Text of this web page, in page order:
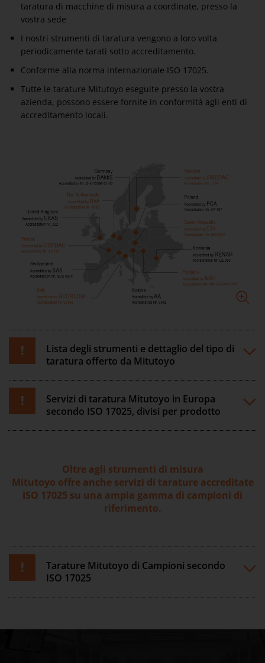
taratura di macchine di misura a coordinate, presso la
vostra sede
I nostri strumenti di taratura vengono a loro volta
periodicamente tarati sotto accreditamento.
Conforme alla norma internazionale ISO 17025.
Tutte le tarature Mitutoyo eseguite presso la vostra
azienda, possono essere fornite in conformità agli enti di
accreditamento locali.
Lista degli strumenti e dettaglio del tipo di
taratura offerto da Mitutoyo
Servizi di taratura Mitutoyo in Europa
secondo ISO 17025, divisi per prodotto
Oltre agli strumenti di misura
Mitutoyo offre anche servizi di tarature accreditate
ISO 17025 su una ampia gamma di campioni di
riferimento.
Tarature Mitutoyo di Campioni secondo
ISO 17025